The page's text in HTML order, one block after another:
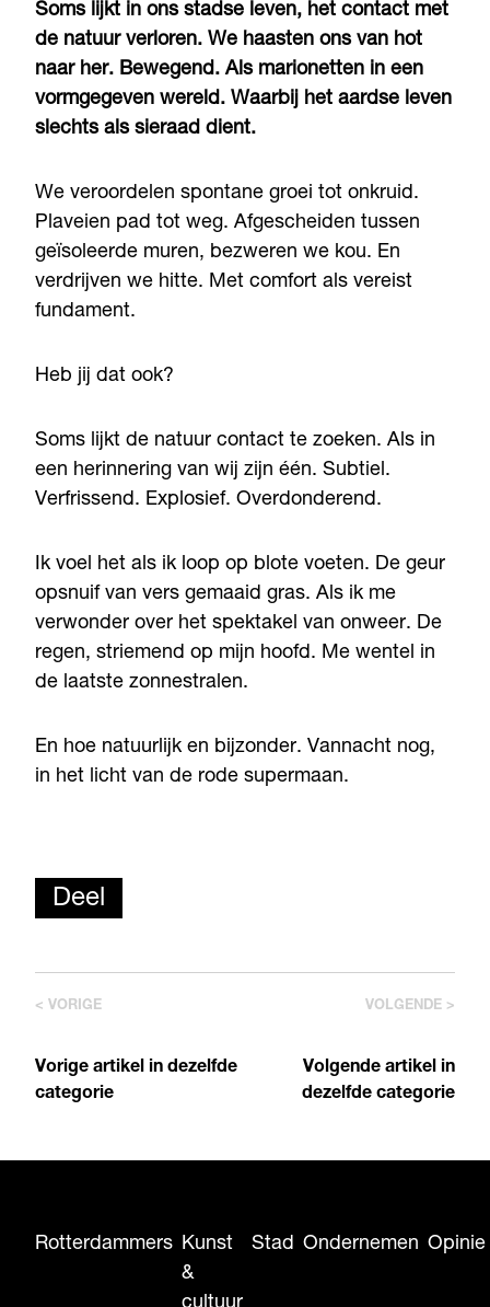
Soms lijkt in ons stadse leven, het contact met
de natuur verloren. We haasten ons van hot
naar her. Bewegend. Als marionetten in een
vormgegeven wereld. Waarbij het aardse leven
slechts als sieraad dient.
We veroordelen spontane groei tot onkruid.
Plaveien pad tot weg. Afgescheiden tussen
geïsoleerde muren, bezweren we kou. En
verdrijven we hitte. Met comfort als vereist
fundament.
Heb jij dat ook?
Soms lijkt de natuur contact te zoeken. Als in
een herinnering van wij zijn één. Subtiel.
Verfrissend. Explosief. Overdonderend.
Ik voel het als ik loop op blote voeten. De geur
opsnuif van vers gemaaid gras. Als ik me
verwonder over het spektakel van onweer. De
regen, striemend op mijn hoofd. Me wentel in
de laatste zonnestralen.
En hoe natuurlijk en bijzonder. Vannacht nog,
in het licht van de rode supermaan.
Deel
< VORIGE
Vorige artikel in dezelfde
categorie
VOLGENDE >
Volgende artikel in
dezelfde categorie
Rotterdammers Kunst
&
Stad Ondernemen Opinie